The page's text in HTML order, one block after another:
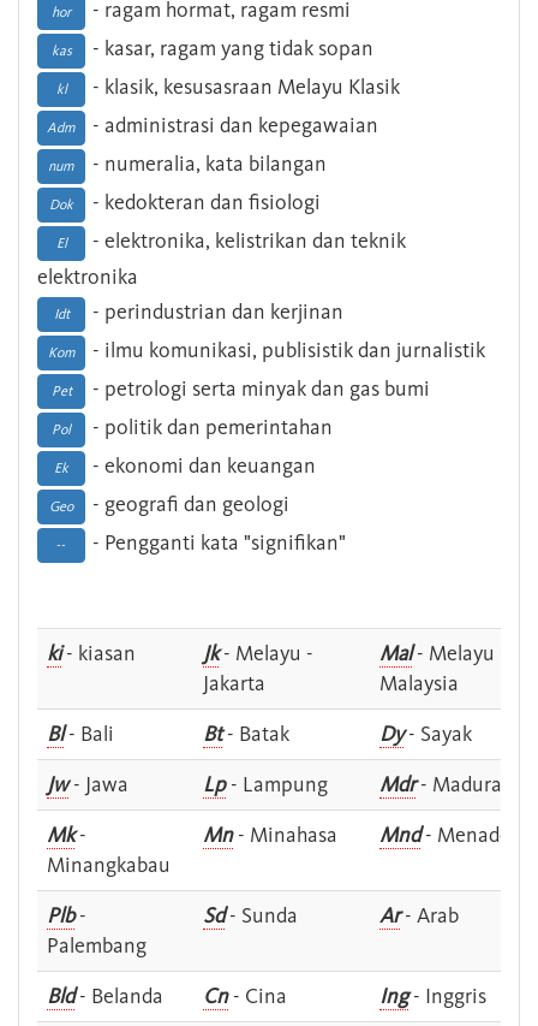
hor - ragam hormat, ragam resmi
kas - kasar, ragam yang tidak sopan
kl - klasik, kesusasraan Melayu Klasik
Adm - administrasi dan kepegawaian
num - numeralia, kata bilangan
Dok - kedokteran dan fisiologi
El
- elektronika, kelistrikan dan teknik
elektronika
Idt - perindustrian dan kerjinan
Kom - ilmu komunikasi, publisistik dan jurnalistik
Pet - petrologi serta minyak dan gas bumi
Pol - politik dan pemerintahan
Ek - ekonomi dan keuangan
Geo - geografi dan geologi
-- - Pengganti kata "signifikan"
ki- kiasan Jk- Melayu -
Jakarta
Mal- Melayu -
Malaysia
Bl- Bali Bt- Batak Dy- Sayak
Jw- Jawa Lp- Lampung Mdr- Madura
Mk-
Minangkabau
Mn- Minahasa Mnd- Menado
Plb-
Palembang
Sd- Sunda Ar- Arab
Bld- Belanda Cn- Cina Ing- Inggris